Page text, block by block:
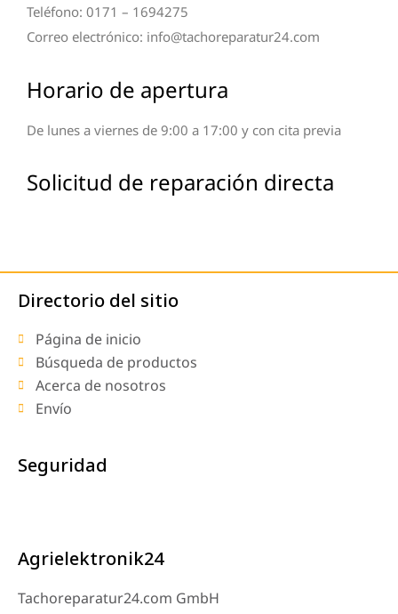
Teléfono: 0171 – 1694275
Correo electrónico: info@tachoreparatur24.com
Horario de apertura
De lunes a viernes de 9:00 a 17:00 y con cita previa
Solicitud de reparación directa
Directorio del sitio
Página de inicio
Búsqueda de productos
Acerca de nosotros
Envío
Seguridad
Agrielektronik24
Tachoreparatur24.com GmbH